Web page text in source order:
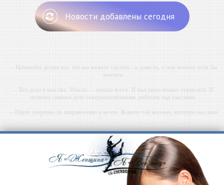
Новости добавлены сегодня
-- Начинайте делать все, что вы можете сделать – и даже то, о чем можете хотя бы
мечтать.
-- Все дело в мыслях. Мысль — начало всего. И мыслями можно управлять. И
поэтому главное дело совершенствования: работать над мыслями.
-- Идите уверенно по направлению к мечте. Живите той жизнью, которую вы сами
-- Самое большое богатство — это ум. Самая большая нищета — глупость. Из всех
страхов самый пугающий — самолюбование.
-- Лучшее, что можно сделать с хорошим советом, это пропустить его мимо ушей. Он
никогда не бывает полезен никому, кроме того, кто его дал.
-- Люблю давать советы и очень не люблю, когда их дают мне.